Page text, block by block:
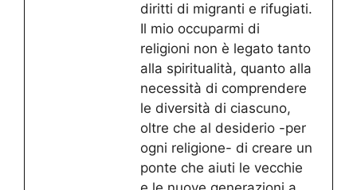
diritti di migranti e rifugiati.
Il mio occuparmi di
religioni non è legato tanto
alla spiritualità, quanto alla
necessità di comprendere
le diversità di ciascuno,
oltre che al desiderio -per
ogni religione- di creare un
ponte che aiuti le vecchie